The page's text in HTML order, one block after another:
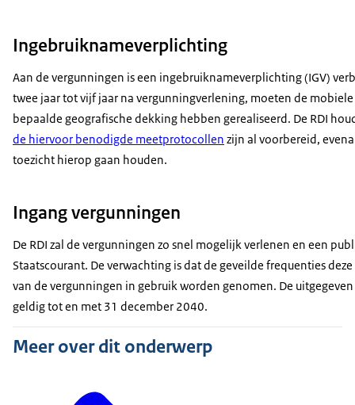
Ingebruiknameverplichting
Aan de vergunningen is een ingebruiknameverplichting (IGV)
twee jaar tot vijf jaar na vergunningverlening, moeten de
bepaalde geografische dekking hebben gerealiseerd. De RDI
de hiervoor benodigde meetprotocollen zijn al voorbereid,
toezicht hierop gaan houden.
Ingang vergunningen
De RDI zal de vergunningen zo snel mogelijk verlenen en een
Staatscourant. De verwachting is dat de geveilde frequenties
van de vergunningen in gebruik worden genomen. De
geldig tot en met 31 december 2040.
Meer over dit onderwerp